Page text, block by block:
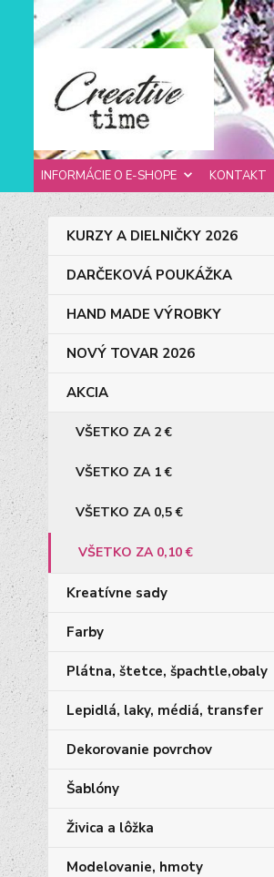
INFORMÁCIE O E-SHOPE KONTAKT
KURZY A DIELNIČKY 2026
DARČEKOVÁ POUKÁŽKA
HAND MADE VÝROBKY
NOVÝ TOVAR 2026
AKCIA
VŠETKO ZA 2 €
VŠETKO ZA 1 €
VŠETKO ZA 0,5 €
VŠETKO ZA 0,10 €
Kreatívne sady
Farby
Plátna, štetce, špachtle,obaly
Lepidlá, laky, médiá, transfer
Dekorovanie povrchov
Šablóny
Živica a lôžka
Modelovanie, hmoty